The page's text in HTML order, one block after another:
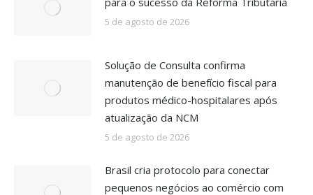
5 de agosto de 2026
Solução de Consulta confirma
manutenção de benefício fiscal para
produtos médico-hospitalares após
atualização da NCM
5 de agosto de 2026
Brasil cria protocolo para conectar
pequenos negócios ao comércio com